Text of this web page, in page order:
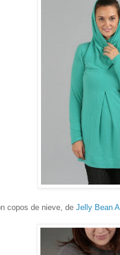
copos de nieve, de Jelly Bean